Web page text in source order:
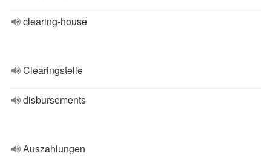
clearing-house
Clearingstelle
disbursements
Auszahlungen